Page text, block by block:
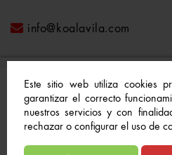
Este sitio web utiliza cookies
garantizar el correcto
nuestros servicios y con
rechazar o configurar el uso de
info@koalavila.com
© 2021-2022 Koala